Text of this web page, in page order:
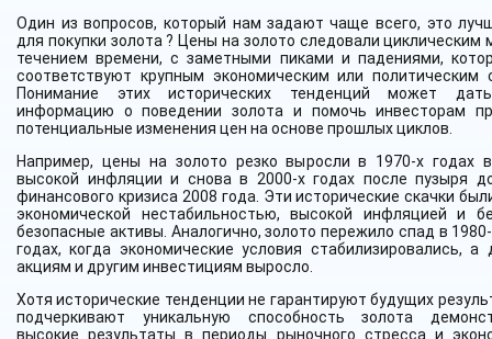
Один из вопросов, который нам задают чаще всего, это
для покупки золота ? Цены на золото следовали циклическим
течением времени, с заметными пиками и падениями,
соответствуют крупным экономическим или политическим
Понимание этих исторических тенденций может
информацию о поведении золота и помочь инвесторам
потенциальные изменения цен на основе прошлых циклов.
Например, цены на золото резко выросли в 1970-х годах
высокой инфляции и снова в 2000-х годах после пузыря
финансового кризиса 2008 года. Эти исторические скачки
экономической нестабильностью, высокой инфляцией и
безопасные активы. Аналогично, золото пережило спад в
годах, когда экономические условия стабилизировались, а
акциям и другим инвестициям выросло.
Хотя исторические тенденции не гарантируют будущих
подчеркивают уникальную способность золота
высокие результаты в периоды рыночного стресса и